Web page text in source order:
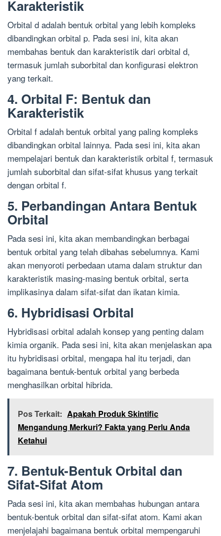
Karakteristik
Orbital d adalah bentuk orbital yang lebih kompleks
dibandingkan orbital p. Pada sesi ini, kita akan
membahas bentuk dan karakteristik dari orbital d,
termasuk jumlah suborbital dan konfigurasi elektron
yang terkait.
4. Orbital F: Bentuk dan
Karakteristik
Orbital f adalah bentuk orbital yang paling kompleks
dibandingkan orbital lainnya. Pada sesi ini, kita akan
mempelajari bentuk dan karakteristik orbital f, termasuk
jumlah suborbital dan sifat-sifat khusus yang terkait
dengan orbital f.
5. Perbandingan Antara Bentuk
Orbital
Pada sesi ini, kita akan membandingkan berbagai
bentuk orbital yang telah dibahas sebelumnya. Kami
akan menyoroti perbedaan utama dalam struktur dan
karakteristik masing-masing bentuk orbital, serta
implikasinya dalam sifat-sifat dan ikatan kimia.
6. Hybridisasi Orbital
Hybridisasi orbital adalah konsep yang penting dalam
kimia organik. Pada sesi ini, kita akan menjelaskan apa
itu hybridisasi orbital, mengapa hal itu terjadi, dan
bagaimana bentuk-bentuk orbital yang berbeda
menghasilkan orbital hibrida.
Pos Terkait: Apakah Produk Skintific
Mengandung Merkuri? Fakta yang Perlu Anda
Ketahui
7. Bentuk-Bentuk Orbital dan
Sifat-Sifat Atom
Pada sesi ini, kita akan membahas hubungan antara
bentuk-bentuk orbital dan sifat-sifat atom. Kami akan
menjelajahi bagaimana bentuk orbital mempengaruhi